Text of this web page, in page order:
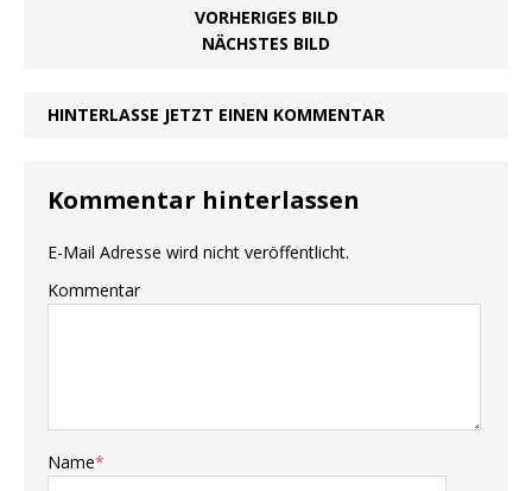
VORHERIGES BILD
NÄCHSTES BILD
HINTERLASSE JETZT EINEN KOMMENTAR
Kommentar hinterlassen
E-Mail Adresse wird nicht veröffentlicht.
Kommentar
Name*